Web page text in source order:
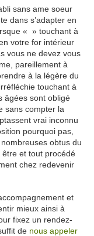
sans ame soeur
dans s’adapter en
« » touchant à
votre for intérieur
vous ne devez vous
pareillement à
à la légère du
touchant à
âgées sont obligé
sans compter la
vrai inconnu
pourquoi pas,
obtus du
et tout procédé
chez redevenir
et
mieux ainsi à
fixez un rendez-
de nous appeler